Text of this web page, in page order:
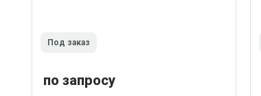
Под заказ
по запросу